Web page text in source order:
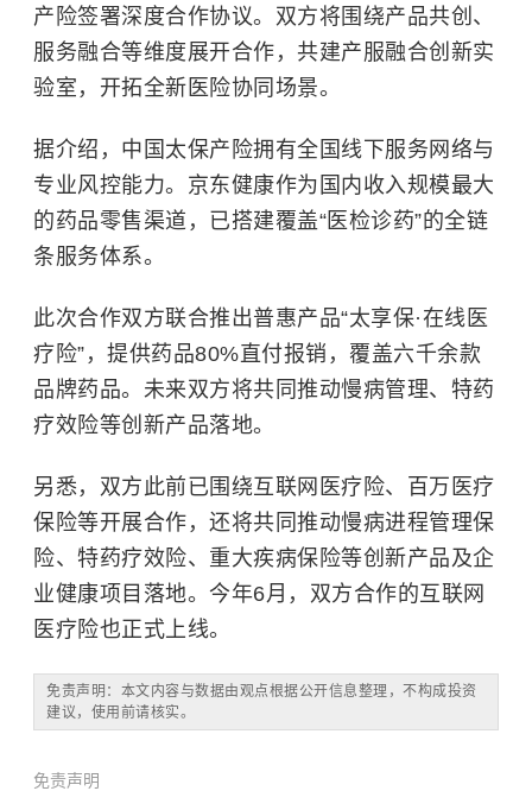
产险签署深度合作协议。双方将围绕产品共创、
服务融合等维度展开合作，共建产服融合创新实
验室，开拓全新医险协同场景。
据介绍，中国太保产险拥有全国线下服务网络与
专业风控能力。京东健康作为国内收入规模最大
的药品零售渠道，已搭建覆盖“医检诊药”的全链
条服务体系。
此次合作双方联合推出普惠产品“太享保·在线医
疗险”，提供药品80%直付报销，覆盖六千余款
品牌药品。未来双方将共同推动慢病管理、特药
疗效险等创新产品落地。
另悉，双方此前已围绕互联网医疗险、百万医疗
保险等开展合作，还将共同推动慢病进程管理保
险、特药疗效险、重大疾病保险等创新产品及企
业健康项目落地。今年6月，双方合作的互联网
医疗险也正式上线。
免责声明：本文内容与数据由观点根据公开信息整理，不构成投资
建议，使用前请核实。
免责声明